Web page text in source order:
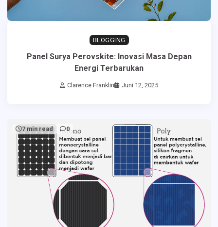
BLOGGING
Panel Surya Perovskite: Inovasi Masa Depan
Energi Terbarukan
Clarence Franklin Juni 12, 2025
7 min read 0